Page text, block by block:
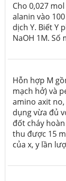
Cho 0,027
alanin vào
dịch Y. Biết Y
NaOH 1M. Số
Hỗn hợp M
mạch hở) và
amino axit
dụng vừa đủ
đốt cháy
thu được 15
của x, y lần